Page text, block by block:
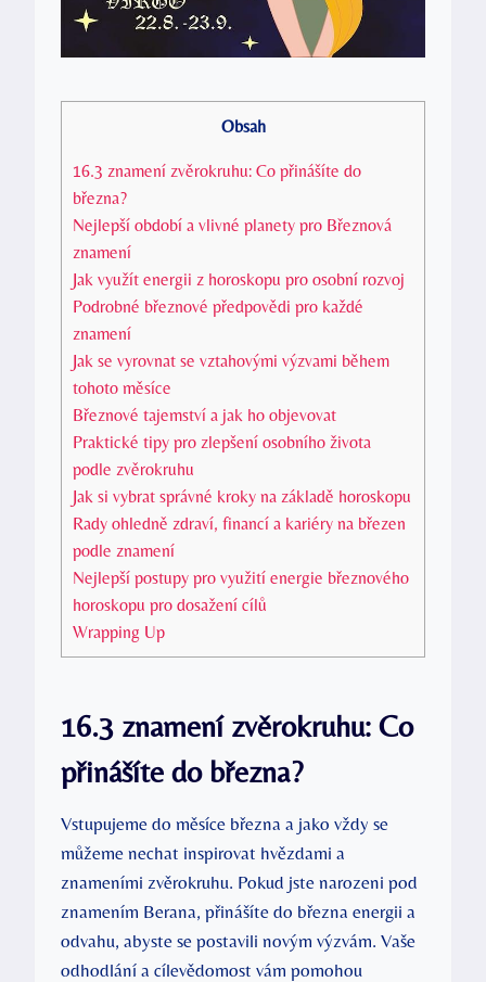
Obsah
16.3 znamení zvěrokruhu: Co přinášíte do
března?
Nejlepší období a vlivné planety pro Březnová
znamení
Jak využít energii z horoskopu pro osobní rozvoj
Podrobné březnové předpovědi pro každé
znamení
Jak se vyrovnat se vztahovými výzvami během
tohoto měsíce
Březnové tajemství a jak ho objevovat
Praktické tipy pro zlepšení osobního života
podle zvěrokruhu
Jak si vybrat správné kroky na základě horoskopu
Rady ohledně zdraví, financí a kariéry na březen
podle znamení
Nejlepší postupy pro využití energie březnového
horoskopu pro dosažení cílů
Wrapping Up
16.3 znamení zvěrokruhu: Co
přinášíte do března?
Vstupujeme do měsíce března a jako vždy se
můžeme nechat inspirovat hvězdami a
znameními zvěrokruhu. Pokud jste narozeni pod
znamením Berana, přinášíte do března energii a
odvahu, abyste se postavili novým výzvám. Vaše
odhodlání a cílevědomost vám pomohou